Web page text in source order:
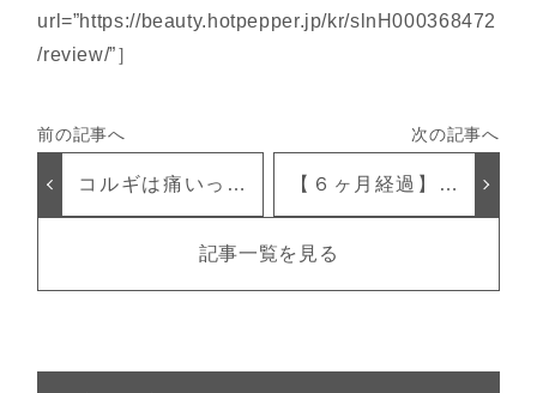
url=”https://beauty.hotpepper.jp/kr/slnH000368472
/review/”］
コルギは痛いって
言ってるサロン
【６ヶ月経過】お
顔のお悩み改善例
をご紹介
記事一覧を見る